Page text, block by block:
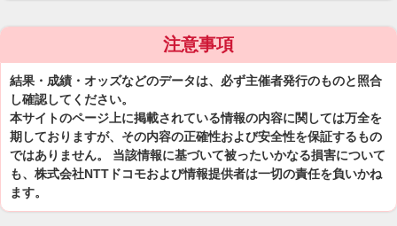
注意事項
結果・成績・オッズなどのデータは、必ず主催者発行のものと照合
し確認してください。
本サイトのページ上に掲載されている情報の内容に関しては万全を
期しておりますが、その内容の正確性および安全性を保証するもの
ではありません。 当該情報に基づいて被ったいかなる損害について
も、株式会社NTTドコモおよび情報提供者は一切の責任を負いかね
ます。